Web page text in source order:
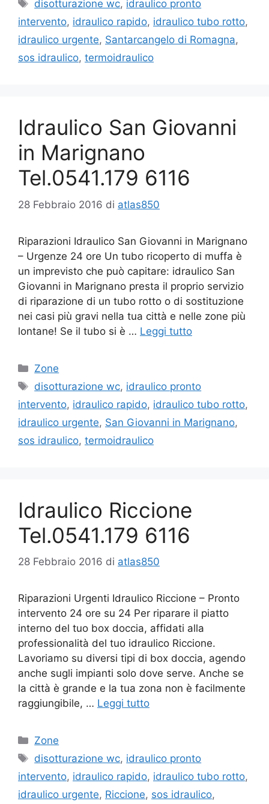
disotturazione wc, idraulico pronto
intervento, idraulico rapido, idraulico tubo rotto,
idraulico urgente, Santarcangelo di Romagna,
sos idraulico, termoidraulico
Idraulico San Giovanni
in Marignano
Tel.0541.179 6116
28 Febbraio 2016 di atlas850
Riparazioni Idraulico San Giovanni in Marignano
– Urgenze 24 ore Un tubo ricoperto di muffa è
un imprevisto che può capitare: idraulico San
Giovanni in Marignano presta il proprio servizio
di riparazione di un tubo rotto o di sostituzione
nei casi più gravi nella tua città e nelle zone più
lontane! Se il tubo si è … Leggi tutto
Categorie
Zone
Tag
disotturazione wc, idraulico pronto
intervento, idraulico rapido, idraulico tubo rotto,
idraulico urgente, San Giovanni in Marignano,
sos idraulico, termoidraulico
Idraulico Riccione
Tel.0541.179 6116
28 Febbraio 2016 di atlas850
Riparazioni Urgenti Idraulico Riccione – Pronto
intervento 24 ore su 24 Per riparare il piatto
interno del tuo box doccia, affidati alla
professionalità del tuo idraulico Riccione.
Lavoriamo su diversi tipi di box doccia, agendo
anche sugli impianti solo dove serve. Anche se
la città è grande e la tua zona non è facilmente
raggiungibile, … Leggi tutto
Categorie
Zone
Tag
disotturazione wc, idraulico pronto
intervento, idraulico rapido, idraulico tubo rotto,
idraulico urgente, Riccione, sos idraulico,